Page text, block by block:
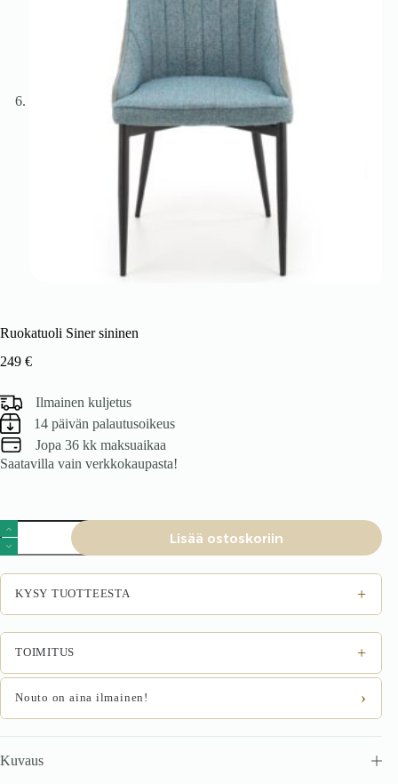
Ruokatuoli Siner sininen
249 €
Ilmainen kuljetus
14 päivän palautusoikeus
Jopa 36 kk maksuaikaa
Saatavilla vain verkkokaupasta!
Ruokatuoli
Siner
sininen
määrä
Lisää ostoskoriin
KYSY TUOTTEESTA +
TOIMITUS +
Nouto on aina ilmainen! ›
Kuvaus